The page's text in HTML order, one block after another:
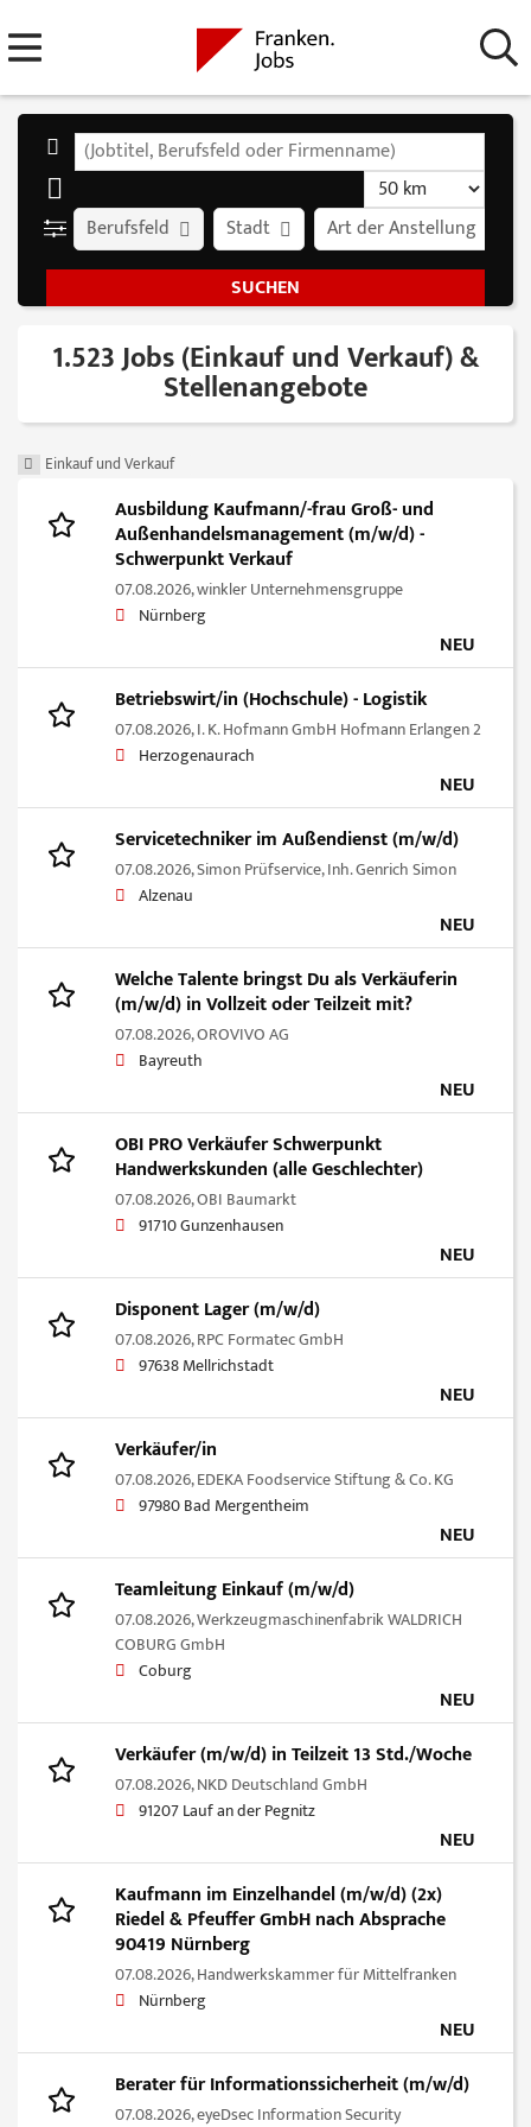
Stadt Art der Anstellung
Berufsfeld
1.523 Jobs (Einkauf und Verkauf) &
Stellenangebote
Einkauf und Verkauf
Ausbildung Kaufmann/-frau Groß- und
Außenhandelsmanagement (m/w/d) -
Schwerpunkt Verkauf
07.08.2026,winkler Unternehmensgruppe
Nürnberg
NEU
Betriebswirt/in (Hochschule) - Logistik
07.08.2026,I. K. Hofmann GmbH Hofmann Erlangen 2
Herzogenaurach
NEU
Servicetechniker im Außendienst (m/w/d)
07.08.2026,Simon Prüfservice, Inh. Genrich Simon
Alzenau
NEU
Welche Talente bringst Du als Verkäuferin
(m/w/d) in Vollzeit oder Teilzeit mit?
07.08.2026,OROVIVO AG
Bayreuth
NEU
OBI PRO Verkäufer Schwerpunkt
Handwerkskunden (alle Geschlechter)
07.08.2026,OBI Baumarkt
91710 Gunzenhausen
NEU
Disponent Lager (m/w/d)
07.08.2026,RPC Formatec GmbH
97638 Mellrichstadt
NEU
Verkäufer/in
07.08.2026,EDEKA Foodservice Stiftung & Co. KG
97980 Bad Mergentheim
NEU
Teamleitung Einkauf (m/w/d)
07.08.2026,Werkzeugmaschinenfabrik WALDRICH
COBURG GmbH
Coburg
NEU
Verkäufer (m/w/d) in Teilzeit 13 Std./Woche
07.08.2026,NKD Deutschland GmbH
91207 Lauf an der Pegnitz
NEU
Kaufmann im Einzelhandel (m/w/d) (2x)
Riedel & Pfeuffer GmbH nach Absprache
90419 Nürnberg
07.08.2026,Handwerkskammer für Mittelfranken
Nürnberg
NEU
Berater für Informationssicherheit (m/w/d)
07.08.2026,eyeDsec Information Security